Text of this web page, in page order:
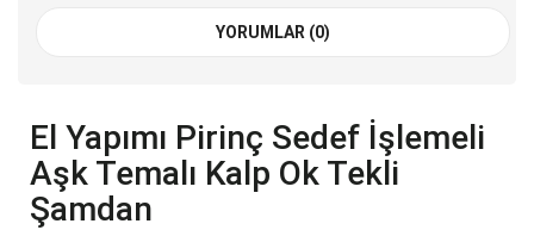
YORUMLAR (0)
El Yapımı Pirinç Sedef İşlemeli
Aşk Temalı Kalp Ok Tekli
Şamdan